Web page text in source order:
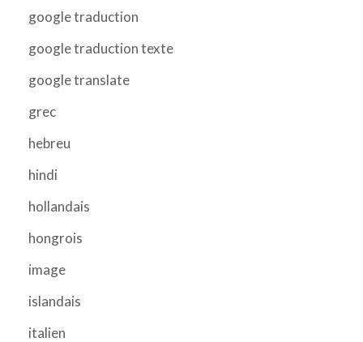
google traduction
google traduction texte
google translate
grec
hebreu
hindi
hollandais
hongrois
image
islandais
italien